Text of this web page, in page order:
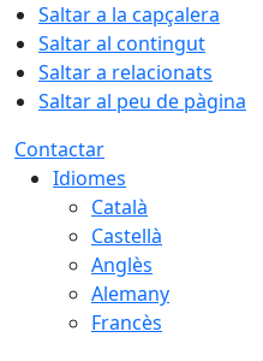
Saltar a la capçalera
Saltar al contingut
Saltar a relacionats
Saltar al peu de pàgina
Contactar
Idiomes
Català
Castellà
Anglès
Alemany
Francès